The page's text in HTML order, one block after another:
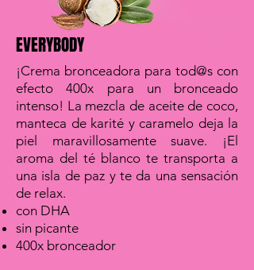
EVERYBODY
¡Crema bronceadora para tod@s con
efecto 400x para un bronceado
intenso! La mezcla de aceite de coco,
manteca de karité y caramelo deja la
piel maravillosamente suave. ¡El
aroma del té blanco te transporta a
una isla de paz y te da una sensación
de relax.
con DHA
sin picante
400x bronceador